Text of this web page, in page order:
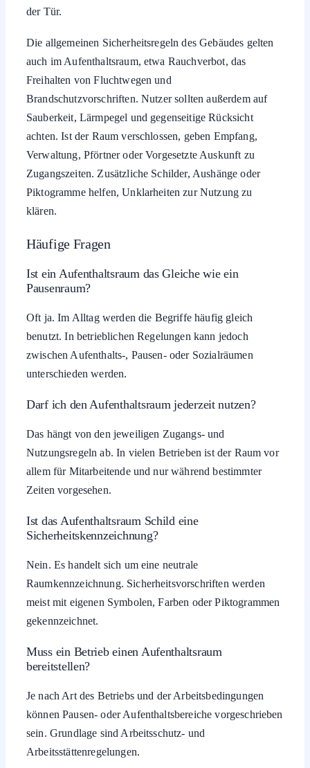
der Tür.
Die allgemeinen Sicherheitsregeln des Gebäudes gelten
auch im Aufenthaltsraum, etwa Rauchverbot, das
Freihalten von Fluchtwegen und
Brandschutzvorschriften. Nutzer sollten außerdem auf
Sauberkeit, Lärmpegel und gegenseitige Rücksicht
achten. Ist der Raum verschlossen, geben Empfang,
Verwaltung, Pförtner oder Vorgesetzte Auskunft zu
Zugangszeiten. Zusätzliche Schilder, Aushänge oder
Piktogramme helfen, Unklarheiten zur Nutzung zu
klären.
Häufige Fragen
Ist ein Aufenthaltsraum das Gleiche wie ein
Pausenraum?
Oft ja. Im Alltag werden die Begriffe häufig gleich
benutzt. In betrieblichen Regelungen kann jedoch
zwischen Aufenthalts-, Pausen- oder Sozialräumen
unterschieden werden.
Darf ich den Aufenthaltsraum jederzeit nutzen?
Das hängt von den jeweiligen Zugangs- und
Nutzungsregeln ab. In vielen Betrieben ist der Raum vor
allem für Mitarbeitende und nur während bestimmter
Zeiten vorgesehen.
Ist das Aufenthaltsraum Schild eine
Sicherheitskennzeichnung?
Nein. Es handelt sich um eine neutrale
Raumkennzeichnung. Sicherheitsvorschriften werden
meist mit eigenen Symbolen, Farben oder Piktogrammen
gekennzeichnet.
Muss ein Betrieb einen Aufenthaltsraum
bereitstellen?
Je nach Art des Betriebs und der Arbeitsbedingungen
können Pausen- oder Aufenthaltsbereiche vorgeschrieben
sein. Grundlage sind Arbeitsschutz- und
Arbeitsstättenregelungen.